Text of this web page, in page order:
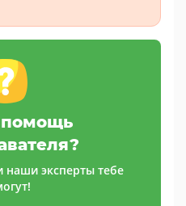
эксперты тебе